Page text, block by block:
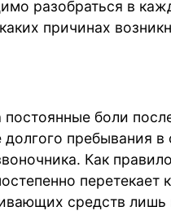
разобраться в
причинах
боли
долгого пребывания
Как
средств лишь